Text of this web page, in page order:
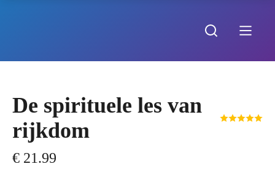
De spirituele les van
rijkdom
€ 21.99